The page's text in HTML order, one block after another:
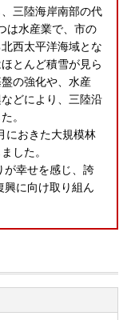
三陸海岸南部の代
は水産業で、市の
西太平洋海域とな
とんど積雪が見ら
の強化や、水産
どにより、三陸沿
。
におきた大規模林
した。
が幸せを感じ、誇
興に向け取り組ん
ください※
礼品ごとに異なり